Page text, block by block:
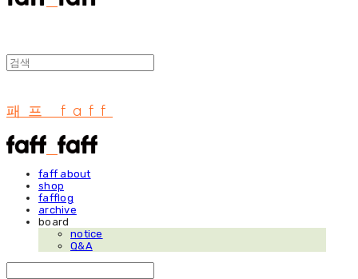
패프 faff
faff about
shop
fafflog
archive
board
notice
Q&A